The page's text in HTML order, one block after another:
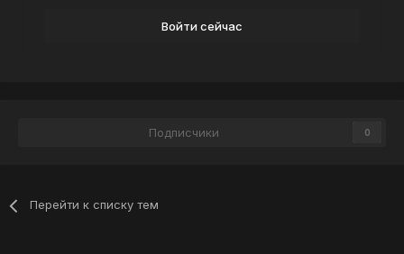
Войти сейчас
Подписчики 0
Перейти к списку тем